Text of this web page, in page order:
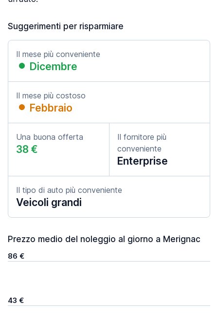
Suggerimenti per risparmiare
Il mese più conveniente
Dicembre
Il mese più costoso
Febbraio
Una buona offerta
38 €
Il fornitore più
conveniente
Enterprise
Il tipo di auto più conveniente
Veicoli grandi
Prezzo medio del noleggio al giorno a Merignac
86 €
43 €